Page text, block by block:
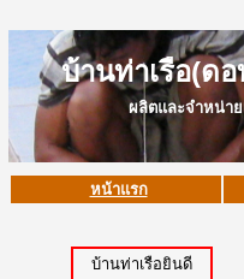
บ้านท่าเรือ(ด
ผลิตและจำหน่ายเครื่องด
หน้าแรก
บ้านท่าเรือยินดี